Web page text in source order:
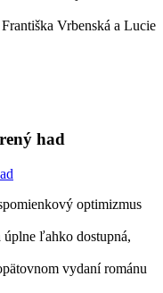
Vrbenská a Lucie
had
optimizmus
úplne ľahko dostupná,
vydaní románu